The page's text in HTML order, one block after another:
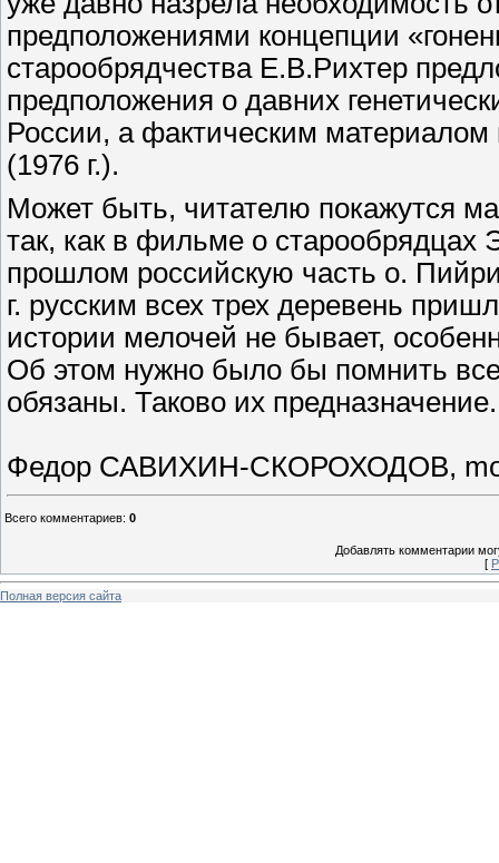
предположениями концепции
старообрядчества Е.В.Рихтер
предположения о давних
России, а фактическим материалом
(1976 г.).
Может быть, читателю покажутся
так, как в фильме о старообрядцах
прошлом российскую часть о.
г. русским всех трех деревень
истории мелочей не бывает,
Об этом нужно было бы помнить
обязаны. Таково их предназначение.
Федор САВИХИН-СКОРОХОДОВ,
Всего комментариев: 0
Добавлять комментарии
[
Полная версия сайта